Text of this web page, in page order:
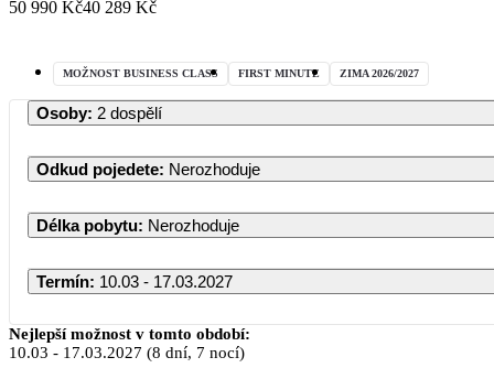
50 990 Kč40 289 Kč
MOŽNOST BUSINESS CLASS FIRST MINUTE ZIMA 2026/2027
Osoby: 2 dospělí
Odkud pojedete: Nerozhoduje
Délka pobytu: Nerozhoduje
Termín: 10.03 - 17.03.2027
Nejlepší možnost v tomto období:
10.03 - 17.03.2027 (8 dní, 7 nocí)